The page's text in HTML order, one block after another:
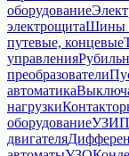
оборудование
электрощитаШины
путевые, концевые
управления
преобразователи
автоматика
нагрузки
оборудованиеУЗИП
двигателя